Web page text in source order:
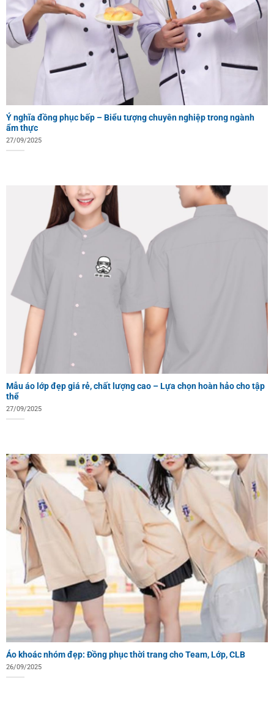
Ý nghĩa đồng phục bếp – Biểu tượng chuyên nghiệp trong ngành
ẩm thực
27/09/2025
Mẫu áo lớp đẹp giá rẻ, chất lượng cao – Lựa chọn hoàn hảo cho tập
thể
27/09/2025
Áo khoác nhóm đẹp: Đồng phục thời trang cho Team, Lớp, CLB
26/09/2025